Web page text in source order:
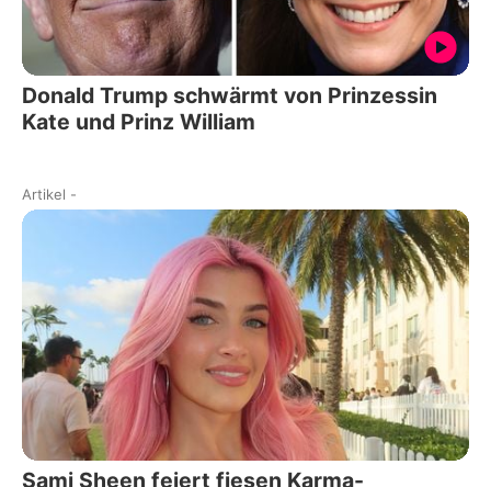
Donald Trump schwärmt von Prinzessin
Kate und Prinz William
Artikel -
Sami Sheen feiert fiesen Karma-